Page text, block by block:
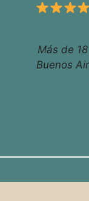
Más de
Buenos